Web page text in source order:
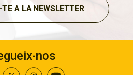
TE A LA NEWSLETTER
nos